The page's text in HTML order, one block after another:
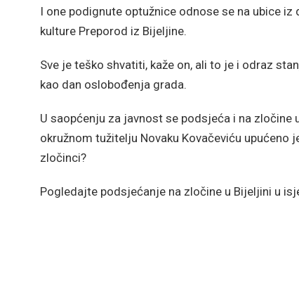
I one podignute optužnice odnose se na ubice
kulture Preporod iz Bijeljine.
Sve je teško shvatiti, kaže on, ali to je i odraz
kao dan oslobođenja grada.
U saopćenju za javnost se podsjeća i na zločine
okružnom tužitelju Novaku Kovačeviću
zločinci?
Pogledajte podsjećanje na zločine u Bijeljini u